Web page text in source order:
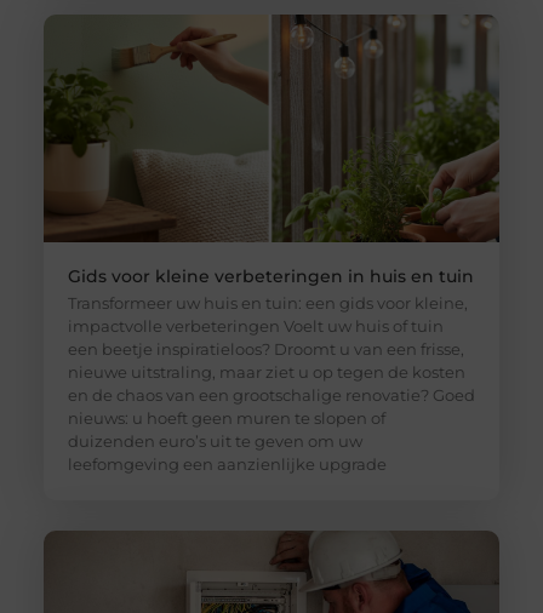
Gids voor kleine verbeteringen in huis en tuin
Transformeer uw huis en tuin: een gids voor kleine,
impactvolle verbeteringen Voelt uw huis of tuin
een beetje inspiratieloos? Droomt u van een frisse,
nieuwe uitstraling, maar ziet u op tegen de kosten
en de chaos van een grootschalige renovatie? Goed
nieuws: u hoeft geen muren te slopen of
duizenden euro’s uit te geven om uw
leefomgeving een aanzienlijke upgrade